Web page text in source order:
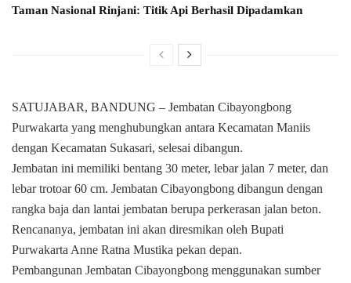
Taman Nasional Rinjani: Titik Api Berhasil Dipadamkan
SATUJABAR, BANDUNG – Jembatan Cibayongbong
Purwakarta yang menghubungkan antara Kecamatan Maniis
dengan Kecamatan Sukasari, selesai dibangun.
Jembatan ini memiliki bentang 30 meter, lebar jalan 7 meter, dan
lebar trotoar 60 cm. Jembatan Cibayongbong dibangun dengan
rangka baja dan lantai jembatan berupa perkerasan jalan beton.
Rencananya, jembatan ini akan diresmikan oleh Bupati
Purwakarta Anne Ratna Mustika pekan depan.
Pembangunan Jembatan Cibayongbong menggunakan sumber